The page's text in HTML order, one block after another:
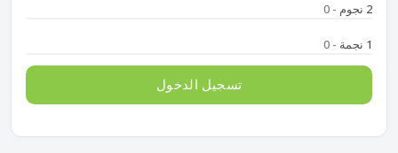
2 نجوم - 0
1 نجمة - 0
تسجيل الدخول